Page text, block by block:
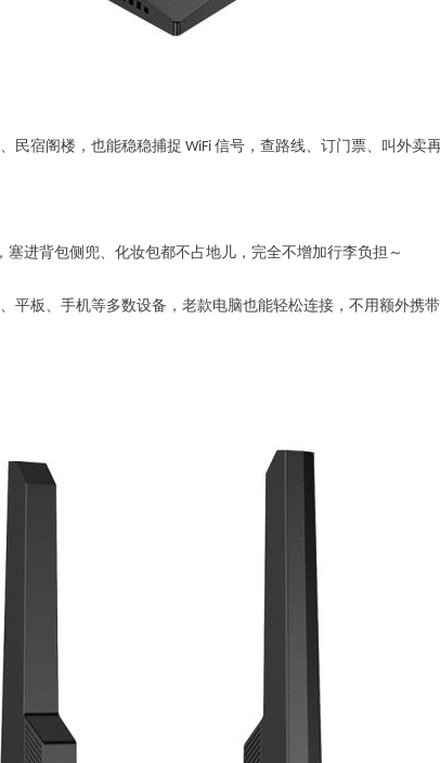
民宿阁楼，也能稳稳捕捉 WiFi 信号，查路线、订门票、叫外卖
塞进背包侧兜、化妆包都不占地儿，完全不增加行李负担～
、平板、手机等多数设备，老款电脑也能轻松连接，不用额外携